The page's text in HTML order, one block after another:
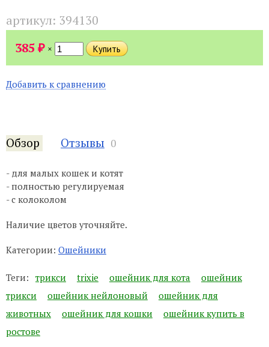
артикул: 394130
385 ₽ ×
Добавить к сравнению
Обзор Отзывы 0
- для малых кошек и котят
- полностью регулируемая
- с колоколом
Наличие цветов уточняйте.
Категории: Ошейники
Теги: трикси trixie ошейник для кота
ошейник
трикси
ошейник нейлоновый
ошейник для
животных
ошейник для кошки
ошейник купить в
ростове